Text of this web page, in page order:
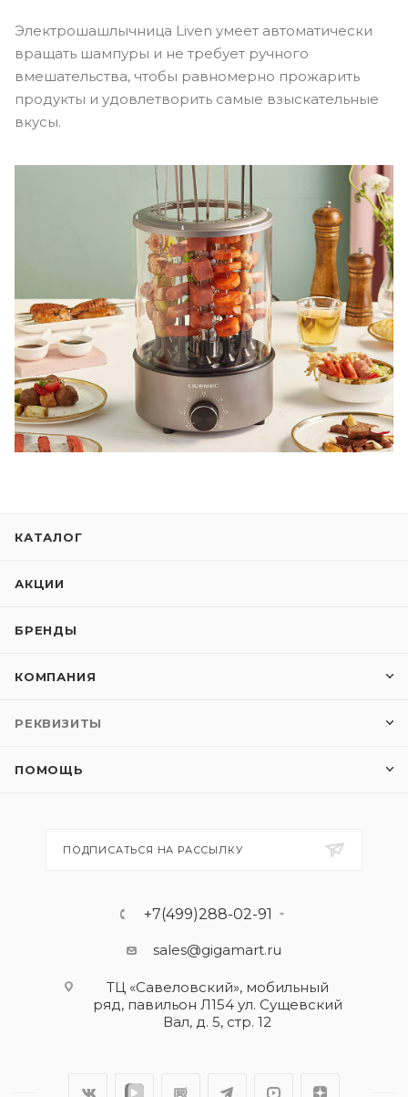
Электрошашлычница Liven умеет автоматически
вращать шампуры и не требует ручного
вмешательства, чтобы равномерно прожарить
продукты и удовлетворить самые взыскательные
вкусы.
КАТАЛОГ
АКЦИИ
БРЕНДЫ
КОМПАНИЯ
РЕКВИЗИТЫ
ПОМОЩЬ
ПОДПИСАТЬСЯ НА РАССЫЛКУ
+7(499)288-02-91
sales@gigamart.ru
ТЦ «Савеловский», мобильный
ряд, павильон Л154 ул. Сущевский
Вал, д. 5, стр. 12